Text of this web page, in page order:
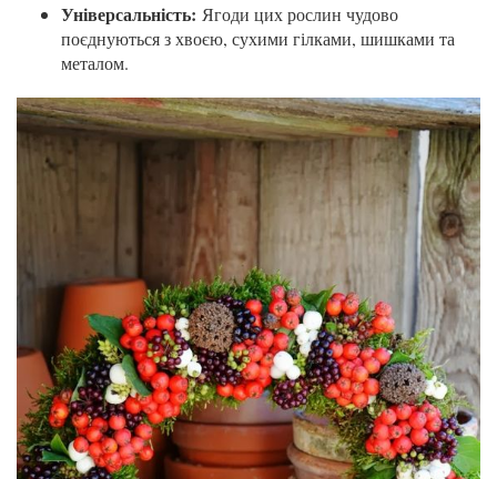
Універсальність: Ягоди цих рослин чудово
поєднуються з хвоєю, сухими гілками, шишками та
металом.